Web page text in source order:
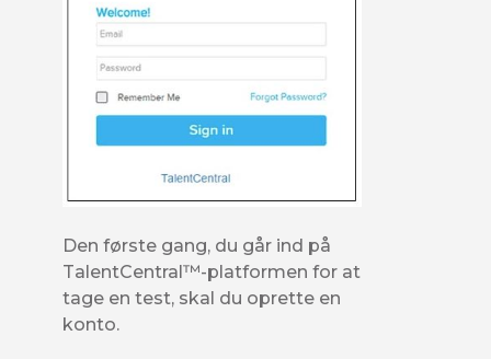
Den første gang, du går ind på
TalentCentral™-platformen for at
tage en test, skal du oprette en
konto.